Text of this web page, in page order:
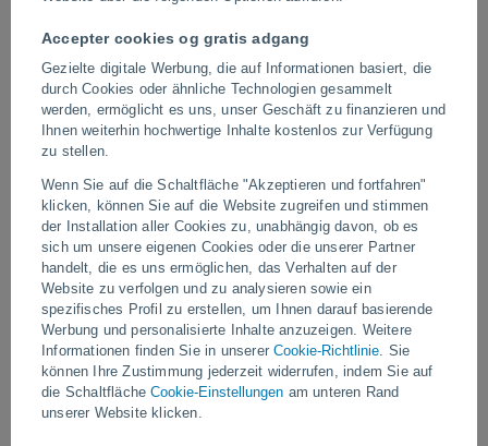
Accepter cookies og gratis adgang
Gezielte digitale Werbung, die auf Informationen basiert, die
durch Cookies oder ähnliche Technologien gesammelt
werden, ermöglicht es uns, unser Geschäft zu finanzieren und
Ihnen weiterhin hochwertige Inhalte kostenlos zur Verfügung
zu stellen.
Wenn Sie auf die Schaltfläche "Akzeptieren und fortfahren"
klicken, können Sie auf die Website zugreifen und stimmen
der Installation aller Cookies zu, unabhängig davon, ob es
sich um unsere eigenen Cookies oder die unserer Partner
handelt, die es uns ermöglichen, das Verhalten auf der
Website zu verfolgen und zu analysieren sowie ein
spezifisches Profil zu erstellen, um Ihnen darauf basierende
Werbung und personalisierte Inhalte anzuzeigen. Weitere
Informationen finden Sie in unsererCookie-Richtlinie. Sie
können Ihre Zustimmung jederzeit widerrufen, indem Sie auf
die SchaltflächeCookie-Einstellungen am unteren Rand
unserer Website klicken.
Ein gewaltiger Staubsturm fegte über
Starke Windböen reduzierten die Sichtweite drastisch und hüllten
große Teile der Stadt innerhalb weniger Minuten in Nebel. Solche
Ereignisse sind in den trockenen Regionen Nordwestindiens
während der heißen Jahreszeit relativ häufig.
Video
Vor 40 Minuten